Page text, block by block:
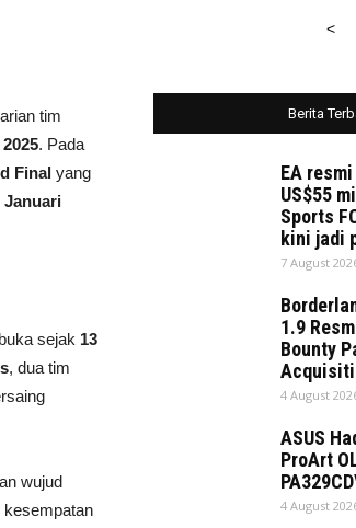
tim
. Pada
Final yang
Januari
sejak 13
, dua tim
wujud
kesempatan
<
Berita
EA
US$55
Sports
kini jadi
7 August
1.9
Bounty
4 August
ASUS
ProArt
4 August